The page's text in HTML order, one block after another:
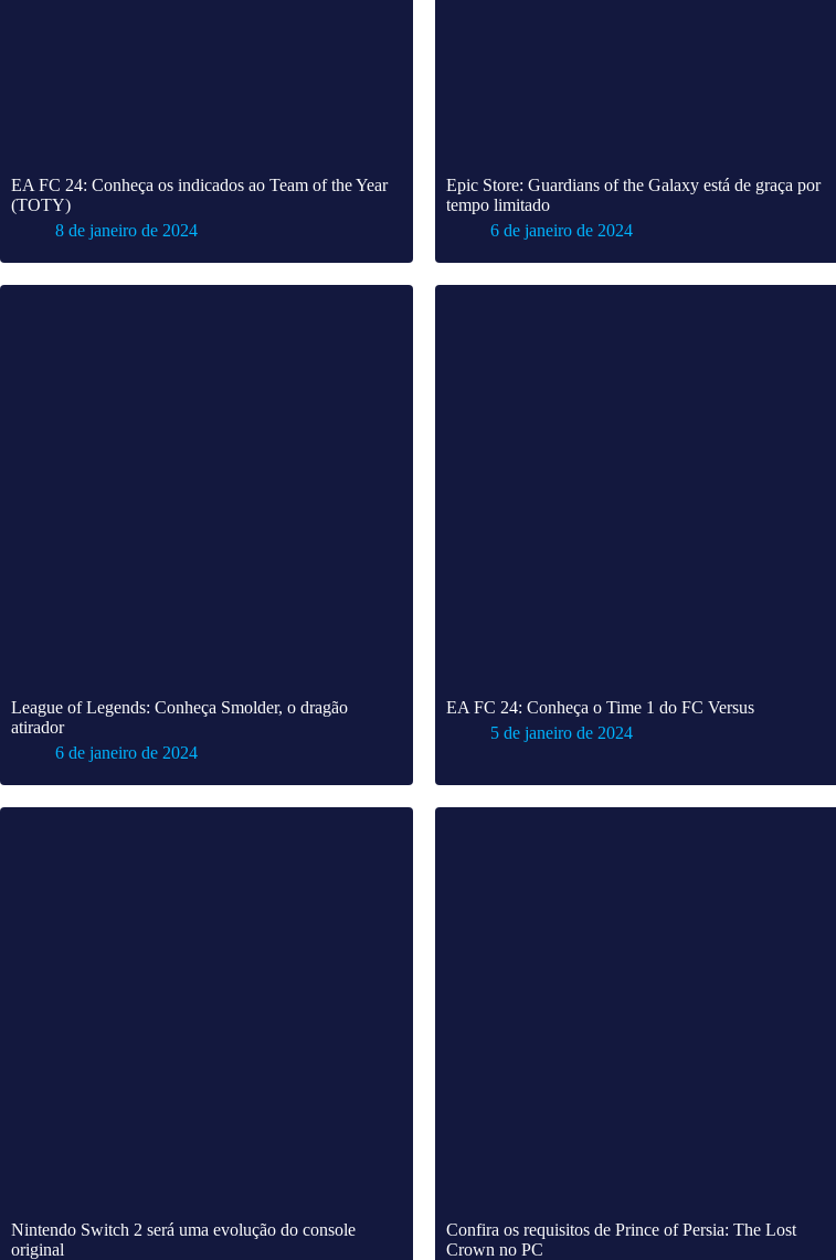
EA FC 24: Conheça os indicados ao Team of the Year
(TOTY)
8 de janeiro de 2024
Epic Store: Guardians of the Galaxy está de graça por
tempo limitado
6 de janeiro de 2024
League of Legends: Conheça Smolder, o dragão
atirador
6 de janeiro de 2024
EA FC 24: Conheça o Time 1 do FC Versus
5 de janeiro de 2024
Nintendo Switch 2 será uma evolução do console
original
Confira os requisitos de Prince of Persia: The Lost
Crown no PC